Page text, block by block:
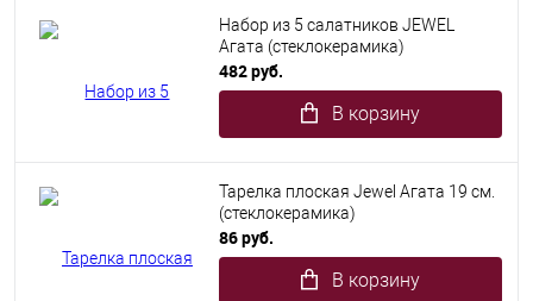
Набор из 5 салатников JEWEL
Агата (стеклокерамика)
482 руб.
В корзину
Тарелка плоская Jewel Агата 19 см.
(стеклокерамика)
86 руб.
В корзину